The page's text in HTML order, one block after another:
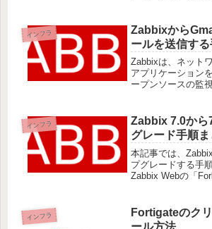
ストにのみ導入し
インフラ
Zabbixから
ールを送信す
Zabbixは、ネット
アプリケーション
ープンソースの監
け取ることができ
は、Gmailを使用し
インフラ
Zabbix 7.0から
グレード手順
本記事では、
プグレードする手
Zabbix Webの「
に説明
インフラ
Fortigateのク
ール方法